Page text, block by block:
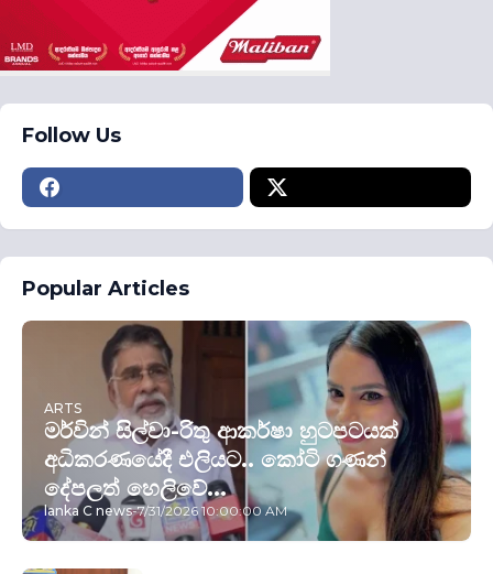
Follow Us
Popular Articles
ARTS
මර්වින් සිල්වා-රිතු ආකර්ෂා හුටපටයක්
අධිකරණයේදී එලියට.. කෝටි ගණන්
දේපලත් හෙලිවේ...
lanka C news-7/31/2026 10:00:00 AM